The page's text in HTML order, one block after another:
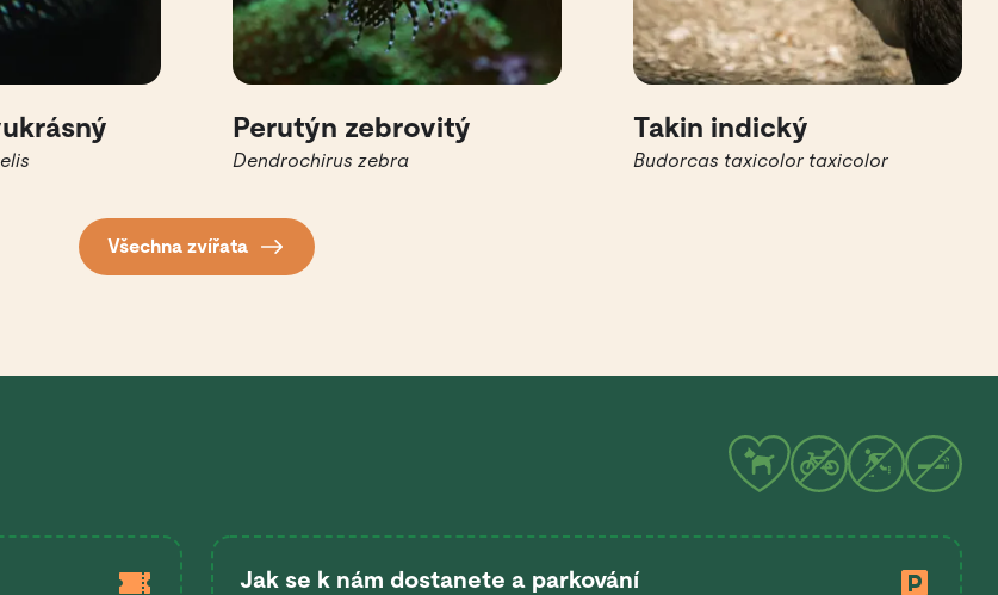
Perutýn zebrovitý
Dendrochirus zebra
Takin indický
Budorcas taxicolor taxicolor
Všechna zvířata
Jak se k nám dostanete a parkování